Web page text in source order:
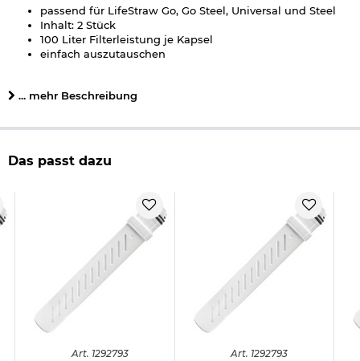
passend für LifeStraw Go, Go Steel, Universal und Steel
Inhalt: 2 Stück
100 Liter Filterleistung je Kapsel
einfach auszutauschen
... mehr Beschreibung
Das passt dazu
Art. 1292793 Art. 1292793